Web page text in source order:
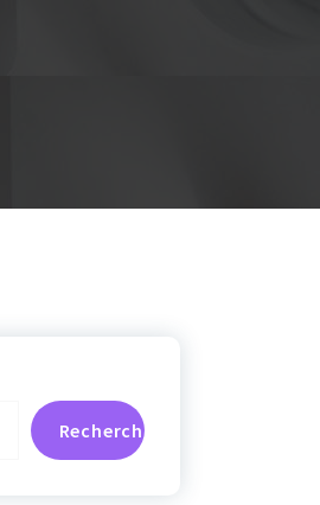
Rechercher